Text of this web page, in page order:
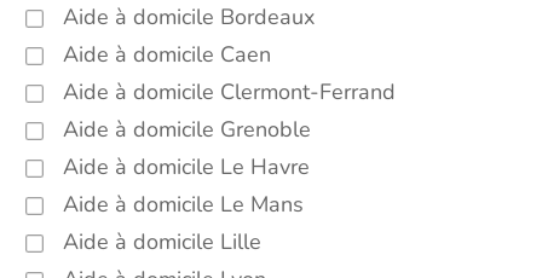
Sorties (promenades, rendez-vous
médicaux...) Saint-Vallier (26240)
Autres aides à domicile Saint-Vallier
(26240)
Voir toutes les aides à domicile à Saint-Vallier
(26240)
Aide à domicile Bordeaux
Aide à domicile Caen
Aide à domicile Clermont-Ferrand
Aide à domicile Grenoble
Aide à domicile Le Havre
Aide à domicile Le Mans
Aide à domicile Lille